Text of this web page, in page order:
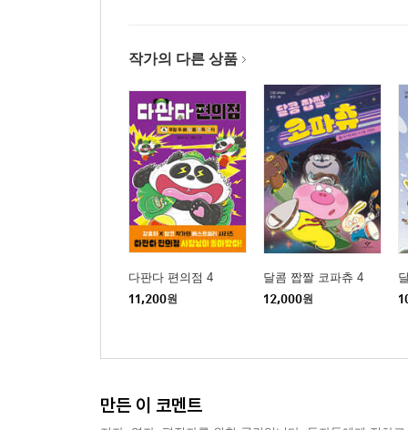
작가의 다른 상품
다판다 편의점 4
11,200원
달콤 짭짤 코파츄 4
12,000원
만든 이 코멘트